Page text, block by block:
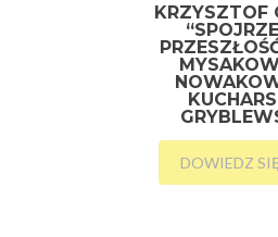
KRZYSZTOF
DOWIEDZ